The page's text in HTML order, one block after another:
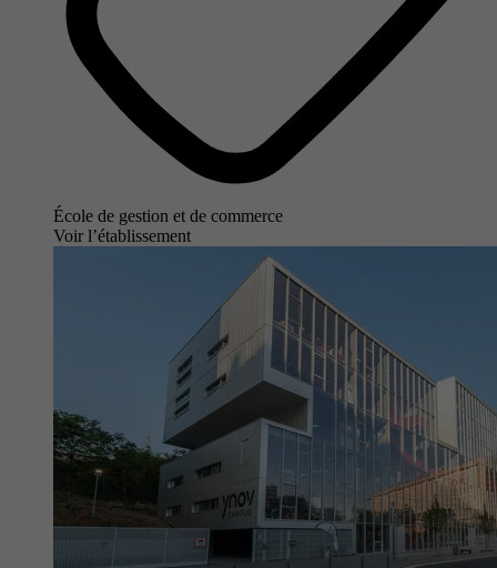
École de gestion et de commerce
Voir l’établissement